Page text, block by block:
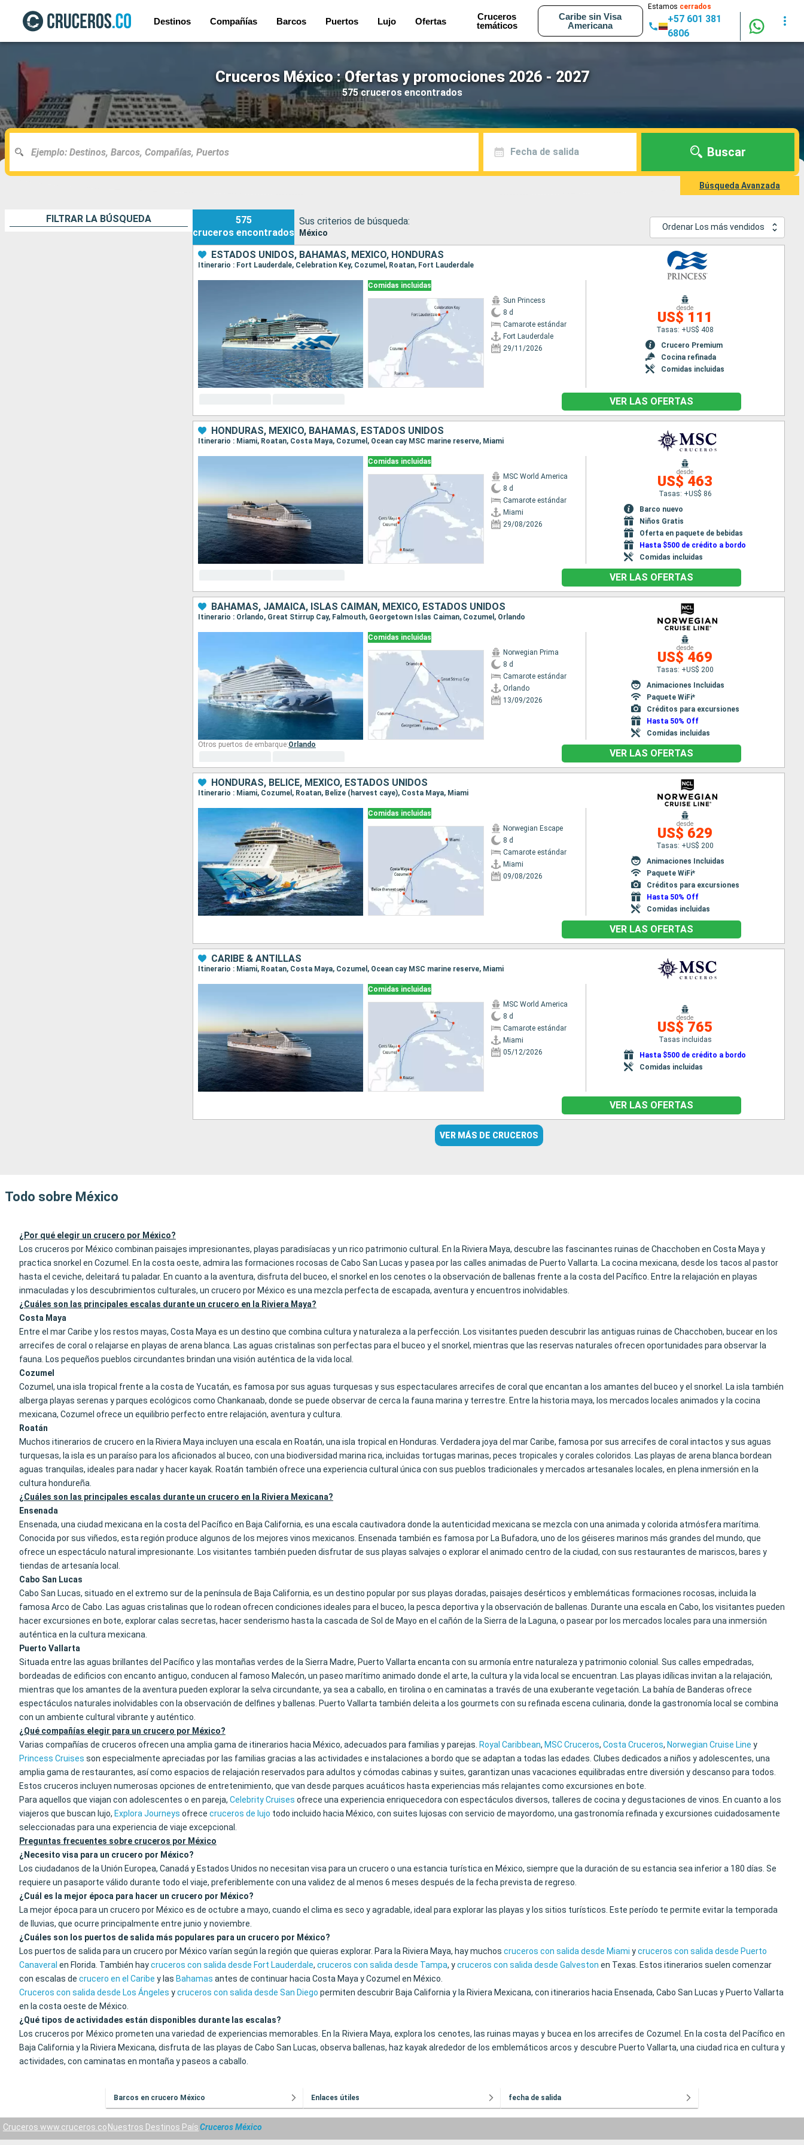
Destinos Compañías Barcos Puertos Lujo Ofertas
Cruceros
temáticos
Caribe sin Visa
Americana
Estamos cerrados
+57 601 381
6806
Cruceros México : Ofertas y promociones 2026 - 2027
575 cruceros encontrados
Fecha de salida Buscar
Búsqueda Avanzada
FILTRAR LA BÚSQUEDA
575
cruceros encontrados
Sus criterios de búsqueda:
México
Ordenar Los más vendidos
ESTADOS UNIDOS, BAHAMAS, MÉXICO, HONDURAS
Itinerario : Fort Lauderdale, Celebration Key, Cozumel, Roatan, Fort Lauderdale
Comidas incluidas
Sun Princess
8 d
Camarote estándar
Fort Lauderdale
29/11/2026
desde
US$ 111
Tasas: +US$ 408
Crucero Premium
Cocina refinada
Comidas incluidas
VER LAS OFERTAS
HONDURAS, MÉXICO, BAHAMAS, ESTADOS UNIDOS
Itinerario : Miami, Roatan, Costa Maya, Cozumel, Ocean cay MSC marine reserve, Miami
Comidas incluidas
MSC World America
8 d
Camarote estándar
Miami
29/08/2026
desde
US$ 463
Tasas: +US$ 86
Barco nuevo
Niños Gratis
Oferta en paquete de bebidas
Hasta $500 de crédito a bordo
Comidas incluidas
VER LAS OFERTAS
BAHAMAS, JAMAICA, ISLAS CAIMÁN, MÉXICO, ESTADOS UNIDOS
Itinerario : Orlando, Great Stirrup Cay, Falmouth, Georgetown Islas Caiman, Cozumel, Orlando
Comidas incluidas
Norwegian Prima
8 d
Camarote estándar
Orlando
13/09/2026
desde
US$ 469
Tasas: +US$ 200
Animaciones Incluidas
Paquete WiFi*
Créditos para excursiones
Hasta 50% Off
Comidas incluidas
Otros puertos de embarque:Orlando
VER LAS OFERTAS
HONDURAS, BELICE, MÉXICO, ESTADOS UNIDOS
Itinerario : Miami, Cozumel, Roatan, Belize (harvest caye), Costa Maya, Miami
Comidas incluidas
Norwegian Escape
8 d
Camarote estándar
Miami
09/08/2026
desde
US$ 629
Tasas: +US$ 200
Animaciones Incluidas
Paquete WiFi*
Créditos para excursiones
Hasta 50% Off
Comidas incluidas
VER LAS OFERTAS
CARIBE & ANTILLAS
Itinerario : Miami, Roatan, Costa Maya, Cozumel, Ocean cay MSC marine reserve, Miami
Comidas incluidas
MSC World America
8 d
Camarote estándar
Miami
05/12/2026
desde
US$ 765
Tasas incluidas
Hasta $500 de crédito a bordo
Comidas incluidas
VER LAS OFERTAS
VER MÁS DE CRUCEROS
Todo sobre México
¿Por qué elegir un crucero por México?
Los cruceros por México combinan paisajes impresionantes, playas paradisíacas y un rico patrimonio cultural. En la Riviera Maya, descubre las fascinantes ruinas de Chacchoben en Costa Maya y
practica snorkel en Cozumel. En la costa oeste, admira las formaciones rocosas de Cabo San Lucas y pasea por las calles animadas de Puerto Vallarta. La cocina mexicana, desde los tacos al pastor
hasta el ceviche, deleitará tu paladar. En cuanto a la aventura, disfruta del buceo, el snorkel en los cenotes o la observación de ballenas frente a la costa del Pacífico. Entre la relajación en playas
inmaculadas y los descubrimientos culturales, un crucero por México es una mezcla perfecta de escapada, aventura y encuentros inolvidables.
¿Cuáles son las principales escalas durante un crucero en la Riviera Maya?
Costa Maya
Entre el mar Caribe y los restos mayas, Costa Maya es un destino que combina cultura y naturaleza a la perfección. Los visitantes pueden descubrir las antiguas ruinas de Chacchoben, bucear en los
arrecifes de coral o relajarse en playas de arena blanca. Las aguas cristalinas son perfectas para el buceo y el snorkel, mientras que las reservas naturales ofrecen oportunidades para observar la
fauna. Los pequeños pueblos circundantes brindan una visión auténtica de la vida local.
Cozumel
Cozumel, una isla tropical frente a la costa de Yucatán, es famosa por sus aguas turquesas y sus espectaculares arrecifes de coral que encantan a los amantes del buceo y el snorkel. La isla también
alberga playas serenas y parques ecológicos como Chankanaab, donde se puede observar de cerca la fauna marina y terrestre. Entre la historia maya, los mercados locales animados y la cocina
mexicana, Cozumel ofrece un equilibrio perfecto entre relajación, aventura y cultura.
Roatán
Muchos itinerarios de crucero en la Riviera Maya incluyen una escala en Roatán, una isla tropical en Honduras. Verdadera joya del mar Caribe, famosa por sus arrecifes de coral intactos y sus aguas
turquesas, la isla es un paraíso para los aficionados al buceo, con una biodiversidad marina rica, incluidas tortugas marinas, peces tropicales y corales coloridos. Las playas de arena blanca bordean
aguas tranquilas, ideales para nadar y hacer kayak. Roatán también ofrece una experiencia cultural única con sus pueblos tradicionales y mercados artesanales locales, en plena inmersión en la
cultura hondureña.
¿Cuáles son las principales escalas durante un crucero en la Riviera Mexicana?
Ensenada
Ensenada, una ciudad mexicana en la costa del Pacífico en Baja California, es una escala cautivadora donde la autenticidad mexicana se mezcla con una animada y colorida atmósfera marítima.
Conocida por sus viñedos, esta región produce algunos de los mejores vinos mexicanos. Ensenada también es famosa por La Bufadora, uno de los géiseres marinos más grandes del mundo, que
ofrece un espectáculo natural impresionante. Los visitantes también pueden disfrutar de sus playas salvajes o explorar el animado centro de la ciudad, con sus restaurantes de mariscos, bares y
tiendas de artesanía local.
Cabo San Lucas
Cabo San Lucas, situado en el extremo sur de la península de Baja California, es un destino popular por sus playas doradas, paisajes desérticos y emblemáticas formaciones rocosas, incluida la
famosa Arco de Cabo. Las aguas cristalinas que lo rodean ofrecen condiciones ideales para el buceo, la pesca deportiva y la observación de ballenas. Durante una escala en Cabo, los visitantes pueden
hacer excursiones en bote, explorar calas secretas, hacer senderismo hasta la cascada de Sol de Mayo en el cañón de la Sierra de la Laguna, o pasear por los mercados locales para una inmersión
auténtica en la cultura mexicana.
Puerto Vallarta
Situada entre las aguas brillantes del Pacífico y las montañas verdes de la Sierra Madre, Puerto Vallarta encanta con su armonía entre naturaleza y patrimonio colonial. Sus calles empedradas,
bordeadas de edificios con encanto antiguo, conducen al famoso Malecón, un paseo marítimo animado donde el arte, la cultura y la vida local se encuentran. Las playas idílicas invitan a la relajación,
mientras que los amantes de la aventura pueden explorar la selva circundante, ya sea a caballo, en tirolina o en caminatas a través de una exuberante vegetación. La bahía de Banderas ofrece
espectáculos naturales inolvidables con la observación de delfines y ballenas. Puerto Vallarta también deleita a los gourmets con su refinada escena culinaria, donde la gastronomía local se combina
con un ambiente cultural vibrante y auténtico.
¿Qué compañías elegir para un crucero por México?
Varias compañías de cruceros ofrecen una amplia gama de itinerarios hacia México, adecuados para familias y parejas. Royal Caribbean, MSC Cruceros, Costa Cruceros, Norwegian Cruise Line y
Princess Cruises son especialmente apreciadas por las familias gracias a las actividades e instalaciones a bordo que se adaptan a todas las edades. Clubes dedicados a niños y adolescentes, una
amplia gama de restaurantes, así como espacios de relajación reservados para adultos y cómodas cabinas y suites, garantizan unas vacaciones equilibradas entre diversión y descanso para todos.
Estos cruceros incluyen numerosas opciones de entretenimiento, que van desde parques acuáticos hasta experiencias más relajantes como excursiones en bote.
Para aquellos que viajan con adolescentes o en pareja, Celebrity Cruises ofrece una experiencia enriquecedora con espectáculos diversos, talleres de cocina y degustaciones de vinos. En cuanto a los
viajeros que buscan lujo, Explora Journeys ofrece cruceros de lujo todo incluido hacia México, con suites lujosas con servicio de mayordomo, una gastronomía refinada y excursiones cuidadosamente
seleccionadas para una experiencia de viaje excepcional.
Preguntas frecuentes sobre cruceros por México
¿Necesito visa para un crucero por México?
Los ciudadanos de la Unión Europea, Canadá y Estados Unidos no necesitan visa para un crucero o una estancia turística en México, siempre que la duración de su estancia sea inferior a 180 días. Se
requiere un pasaporte válido durante todo el viaje, preferiblemente con una validez de al menos 6 meses después de la fecha prevista de regreso.
¿Cuál es la mejor época para hacer un crucero por México?
La mejor época para un crucero por México es de octubre a mayo, cuando el clima es seco y agradable, ideal para explorar las playas y los sitios turísticos. Este período te permite evitar la temporada
de lluvias, que ocurre principalmente entre junio y noviembre.
¿Cuáles son los puertos de salida más populares para un crucero por México?
Los puertos de salida para un crucero por México varían según la región que quieras explorar. Para la Riviera Maya, hay muchos cruceros con salida desde Miami ycruceros con salida desde Puerto
Canaveral en Florida. También haycruceros con salida desde Fort Lauderdale, cruceros con salida desde Tampa, ycruceros con salida desde Galveston en Texas. Estos itinerarios suelen comenzar
con escalas de crucero en el Caribe y las Bahamas antes de continuar hacia Costa Maya y Cozumel en México.
Cruceros con salida desde Los Ángeles ycruceros con salida desde San Diego permiten descubrir Baja California y la Riviera Mexicana, con itinerarios hacia Ensenada, Cabo San Lucas y Puerto Vallarta
en la costa oeste de México.
¿Qué tipos de actividades están disponibles durante las escalas?
Los cruceros por México prometen una variedad de experiencias memorables. En la Riviera Maya, explora los cenotes, las ruinas mayas y bucea en los arrecifes de Cozumel. En la costa del Pacífico en
Baja California y la Riviera Mexicana, disfruta de las playas de Cabo San Lucas, observa ballenas, haz kayak alrededor de los emblemáticos arcos y descubre Puerto Vallarta, una ciudad rica en cultura y
actividades, con caminatas en montaña y paseos a caballo.
Barcos en crucero México Enlaces útiles fecha de salida
Cruceros www.cruceros.co Nuestros Destinos PaísCruceros México